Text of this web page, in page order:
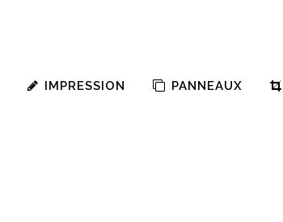
IMPRESSION PANNEAUX